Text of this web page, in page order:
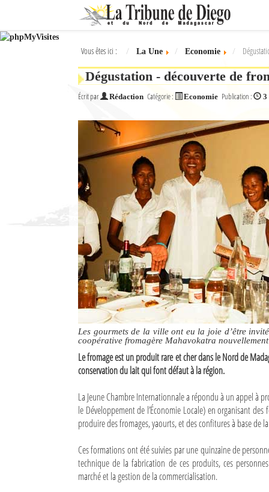
Ok
L'actualité à Diego Suarez
Le Nord de Madagascar
Vous êtes ici : La Une Economie
Dégustation - découverte de
Écrit par Rédaction Catégorie : Economie Publication : 3
Les gourmets de la ville ont eu la joie d’être
coopérative fromagère Mahavokatra
Le fromage est un produit rare et cher dans le Nord de
conservation du lait qui font défaut à la région.
La Jeune Chambre Internationnale a répondu à un appel à
le Développement de l’Économie Locale) en organisant
produire des fromages, yaourts, et des confitures à base de
Ces formations ont été suivies par une quinzaine de
technique de la fabrication de ces produits, ces
marché et la gestion de la commercialisation.